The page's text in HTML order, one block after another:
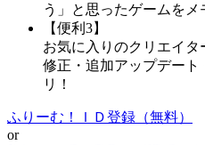
う」と思ったゲームをメ
【便利3】
お気に入りのクリエイ
修正・追加アップデー
リ！
ふりーむ！ＩＤ登録（無料）
or